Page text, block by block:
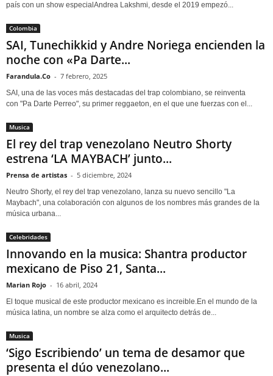
país con un show especialAndrea Lakshmi, desde el 2019 empezó...
Colombia
SAI, Tunechikkid y Andre Noriega encienden la
noche con «Pa Darte...
Farandula.Co - 7 febrero, 2025
SAI, una de las voces más destacadas del trap colombiano, se reinventa
con "Pa Darte Perreo", su primer reggaeton, en el que une fuerzas con el...
Musica
El rey del trap venezolano Neutro Shorty
estrena ‘LA MAYBACH’ junto...
Prensa de artistas - 5 diciembre, 2024
Neutro Shorty, el rey del trap venezolano, lanza su nuevo sencillo "La
Maybach", una colaboración con algunos de los nombres más grandes de la
música urbana...
Celebridades
Innovando en la musica: Shantra productor
mexicano de Piso 21, Santa...
Marian Rojo - 16 abril, 2024
El toque musical de este productor mexicano es increible.En el mundo de la
música latina, un nombre se alza como el arquitecto detrás de...
Musica
‘Sigo Escribiendo’ un tema de desamor que
presenta el dúo venezolano...